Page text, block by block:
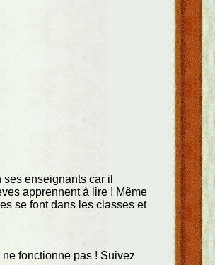
enseignants car il
apprennent à lire ! Même
se font dans les classes et
fonctionne pas ! Suivez